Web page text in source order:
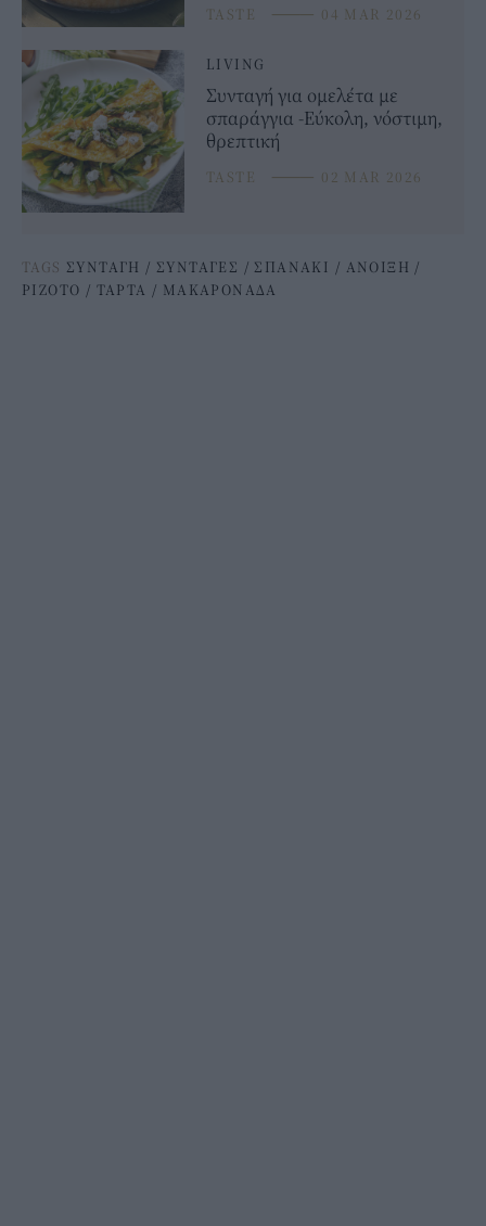
TASTE ⸻ 04 MAR 2026
LIVING
Συνταγή για ομελέτα με
σπαράγγια -Εύκολη, νόστιμη,
θρεπτική
TASTE ⸻ 02 MAR 2026
TAGS ΣΥΝΤΑΓΗ / ΣΥΝΤΑΓΕΣ / ΣΠΑΝΑΚΙ / ΑΝΟΙΞΗ /
ΡΙΖΟΤΟ / ΤΑΡΤΑ / ΜΑΚΑΡΟΝΑΔΑ